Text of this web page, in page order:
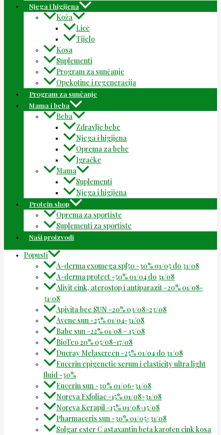
Njega i higijena
Koža
Lice
Tijelo
Kosa
Suplementi
Program za sunčanje
Opekotine i regeneracija
Program za sunčanje
Mama i beba
Beba
Zdravlje bebe
Njega i higijena
Oprema za bebe
Igračke
Mama
Suplementi
Njega i higijena
Protein shop
Oprema za sportiste
Suplementi za sportiste
Naši proizvodi
Popusti
A-derma exomega spf50 -30% 01/05 do 31/08
A-derma protect -50% 01/04 do 31/08
Alivit cink, aterostop i antiparazit -20% 01/08-
31/08
Apivita bee SUN -20% 03/08-23/08
Avene sun -25% 01/04-31/08
Babe sun -22% 01/08 – 15/08
BioTeo 20% 05/08-17/08
Ducray Melascreen -25% 01/04 do 31/08
Eucerin epigenetic serum i elasticity ultra light
fluid -30%
Eucerin sun -30% 01/06-31/08
Noreva Exfoliac -15% 01/08-31/08
Noreva Kerapil -15% 01/08-15/08
Pharmaceris sun -30% 01/05-31/08
Solgar ester C astaxantin beta karoten cink kosa